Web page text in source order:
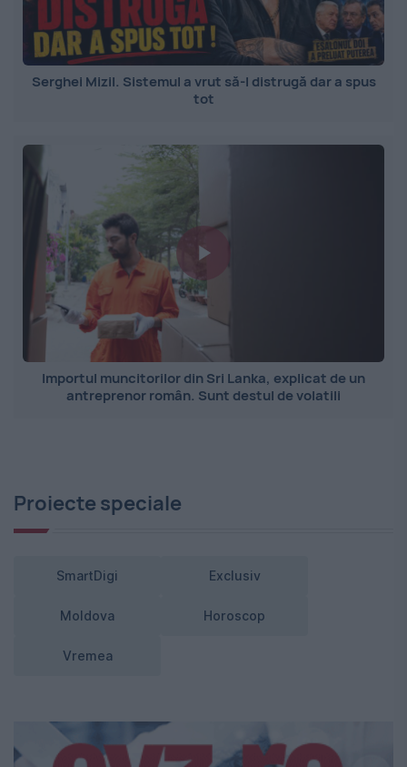
Serghei Mizil. Sistemul a vrut să-l distrugă dar a spus
tot
Importul muncitorilor din Sri Lanka, explicat de un
antreprenor român. Sunt destul de volatili
Proiecte speciale
SmartDigi Exclusiv
Moldova Horoscop
Vremea